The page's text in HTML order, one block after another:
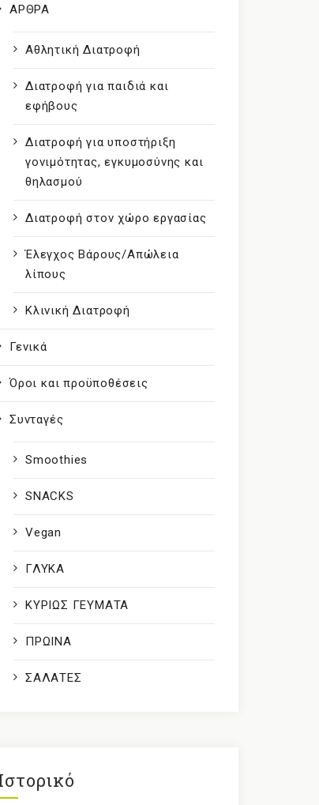
ΑΡΘΡΑ
Αθλητική Διατροφή
Διατροφή για παιδιά και
εφήβους
Διατροφή για υποστήριξη
γονιμότητας, εγκυμοσύνης και
θηλασμού
Διατροφή στον χώρο εργασίας
Έλεγχος Βάρους/Απώλεια
λίπους
Κλινική Διατροφή
Γενικά
Όροι και προϋποθέσεις
Συνταγές
Smoothies
SNACKS
Vegan
ΓΛΥΚΑ
ΚΥΡΙΩΣ ΓΕΥΜΑΤΑ
ΠΡΩΙΝΑ
ΣΑΛΑΤΕΣ